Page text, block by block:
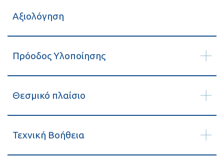
Αξιολόγηση
Πρόοδος Υλοποίησης
Θεσμικό πλαίσιο
Τεχνική Βοήθεια